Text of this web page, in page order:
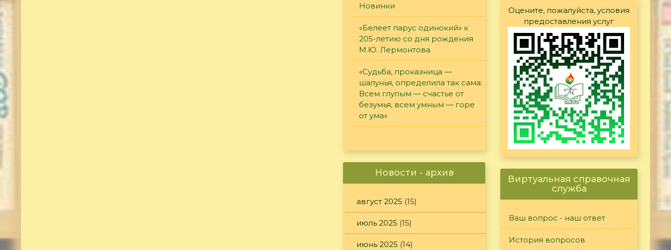
Новинки
«Белеет парус одинокий» к
205-летию со дня рождения
М.Ю. Лермонтова
«Судьба, проказница —
шалунья, определила так сама:
Всем глупым — счастье от
безумья, всем умным — горе
от ума»
Новости - архив
август 2025 (15)
июль 2025 (15)
июнь 2025 (14)
Оцените, пожалуйста, условия
предоставления услуг
Виртуальная справочная
служба
Ваш вопрос - наш ответ
История вопросов